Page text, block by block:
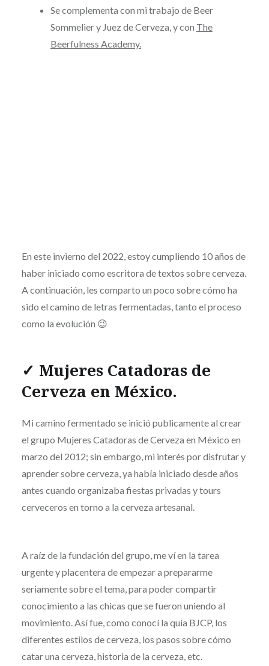
Se complementa con mi trabajo de Beer
Sommelier y Juez de Cerveza, y con The
Beerfulness Academy.
En este invierno del 2022, estoy cumpliendo 10 años de
haber iniciado como escritora de textos sobre cerveza.
A continuación, les comparto un poco sobre cómo ha
sido el camino de letras fermentadas, tanto el proceso
como la evolución 😉
✓ Mujeres Catadoras de
Cerveza en México.
Mi camino fermentado se inició publicamente al crear
el grupo Mujeres Catadoras de Cerveza en México en
marzo del 2012; sin embargo, mi interés por disfrutar y
aprender sobre cerveza, ya había iniciado desde años
antes cuando organizaba fiestas privadas y tours
cerveceros en torno a la cerveza artesanal.
A raíz de la fundación del grupo, me ví en la tarea
urgente y placentera de empezar a prepararme
seriamente sobre el tema, para poder compartir
conocimiento a las chicas que se fueron uniendo al
movimiento. Así fue, como conocí la quía BJCP, los
diferentes estilos de cerveza, los pasos sobre cómo
catar una cerveza, historia de la cerveza, etc.